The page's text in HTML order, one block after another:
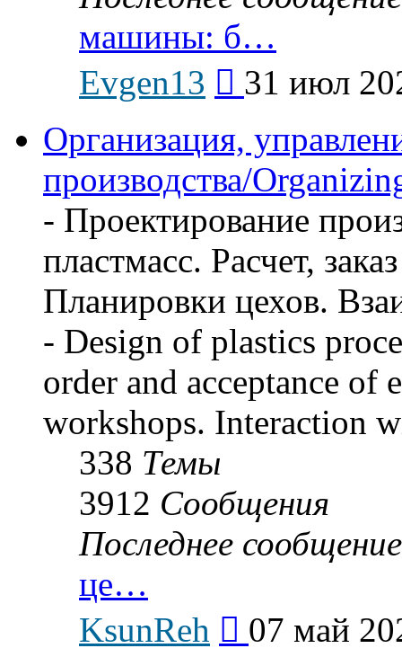
машины: б…
Evgen13
последнему
31 июл
Организация,
производства/
- Проектирование
пластмасс. Расчет,
Планировки цехов.
- Design of plastics
order and acceptance
workshops. Interaction
338 Темы
3912 Сообщения
Последнее сообщение
це…
KsunReh
последнему
07 май